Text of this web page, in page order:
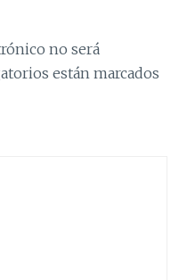
no será
están marcados